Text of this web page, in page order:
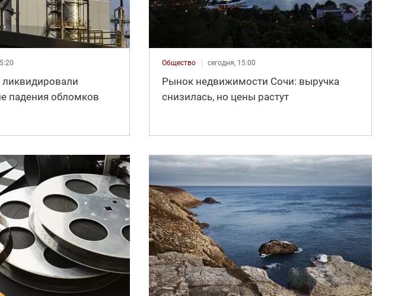
падения обломков
Общество сегодня, 15:00
Рынок недвижимости Сочи: выручка
снизилась, но цены растут